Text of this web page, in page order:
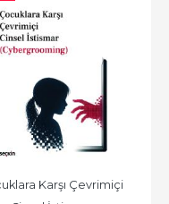
Karşı Çevrimiçi